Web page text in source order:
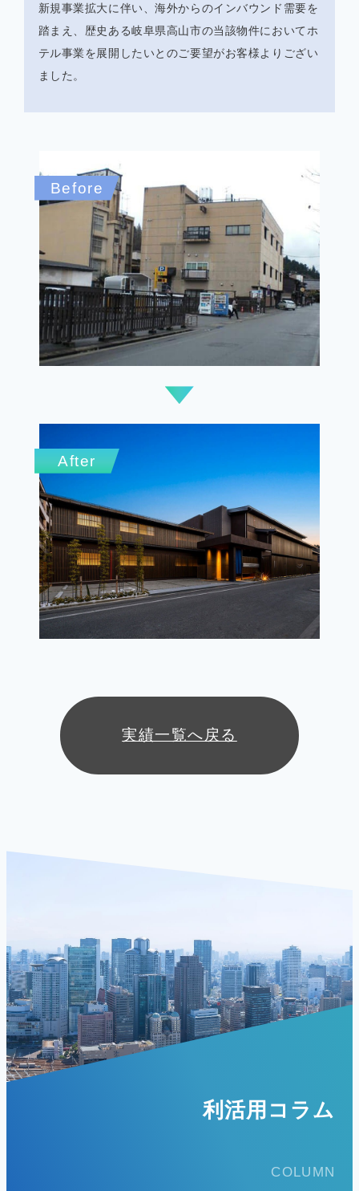
新規事業拡大に伴い、海外からのインバウンド需要を
踏まえ、歴史ある岐阜県高山市の当該物件においてホ
テル事業を展開したいとのご要望がお客様よりござい
ました。
Before
After
実績一覧へ戻る
利活用コラム
COLUMN